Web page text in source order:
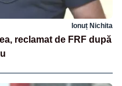
Ionuț Nichita
reclamat de FRF după